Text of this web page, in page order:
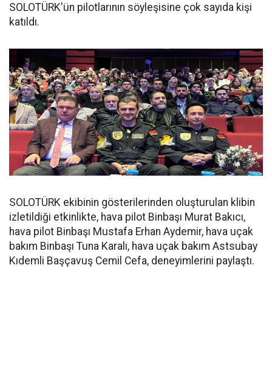
SOLOTÜRK'ün pilotlarının söyleşisine çok sayıda kişi
katıldı.
SOLOTÜRK ekibinin gösterilerinden oluşturulan klibin
izletildiği etkinlikte, hava pilot Binbaşı Murat Bakıcı,
hava pilot Binbaşı Mustafa Erhan Aydemir, hava uçak
bakım Binbaşı Tuna Karalı, hava uçak bakım Astsubay
Kıdemli Başçavuş Cemil Cefa, deneyimlerini paylaştı.